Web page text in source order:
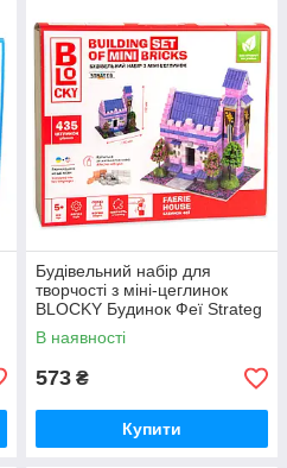
Будівельний набір для
творчості з міні-цеглинок
BLOCKY Будинок Феї Strateg
(31020)
В наявності
573 ₴
Купити